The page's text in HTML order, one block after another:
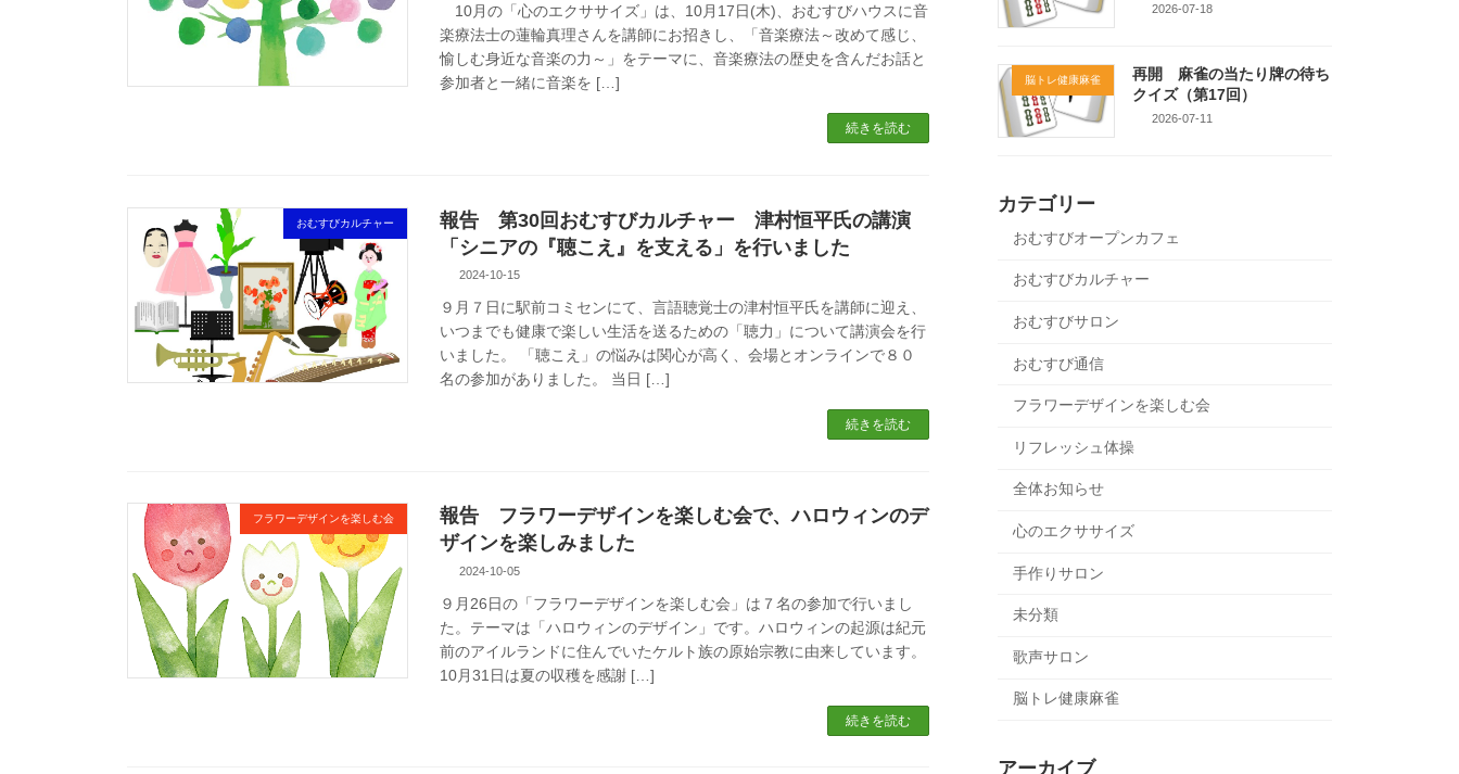
10月の「心のエクササイズ」は、10月17日(木)、おむすびハウスに音
楽療法士の蓮輪真理さんを講師にお招きし、「音楽療法～改めて感じ、
愉しむ身近な音楽の力～」をテーマに、音楽療法の歴史を含んだお話と
参加者と一緒に音楽を […]
続きを読む
おむすびカルチャー
報告 第30回おむすびカルチャー 津村恒平氏の講演
「シニアの『聴こえ』を支える」を行いました
2024-10-15
９月７日に駅前コミセンにて、言語聴覚士の津村恒平氏を講師に迎え、
いつまでも健康で楽しい生活を送るための「聴力」について講演会を行
いました。 「聴こえ」の悩みは関心が高く、会場とオンラインで８０
名の参加がありました。 当日 […]
続きを読む
フラワーデザインを楽しむ会
報告 フラワーデザインを楽しむ会で、ハロウィンのデ
ザインを楽しみました
2024-10-05
９月26日の「フラワーデザインを楽しむ会」は７名の参加で行いまし
た。テーマは「ハロウィンのデザイン」です。ハロウィンの起源は紀元
前のアイルランドに住んでいたケルト族の原始宗教に由来しています。
10月31日は夏の収穫を感謝 […]
続きを読む
2026-07-18
脳トレ健康麻雀
再開 麻雀の当たり牌の待ち
クイズ（第17回）
2026-07-11
カテゴリー
おむすびオープンカフェ
おむすびカルチャー
おむすびサロン
おむすび通信
フラワーデザインを楽しむ会
リフレッシュ体操
全体お知らせ
心のエクササイズ
手作りサロン
未分類
歌声サロン
脳トレ健康麻雀
アーカイブ